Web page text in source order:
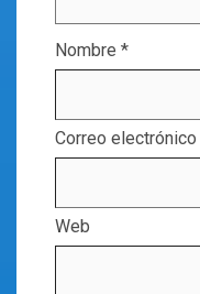
Nombre *
Correo electrónico
Web